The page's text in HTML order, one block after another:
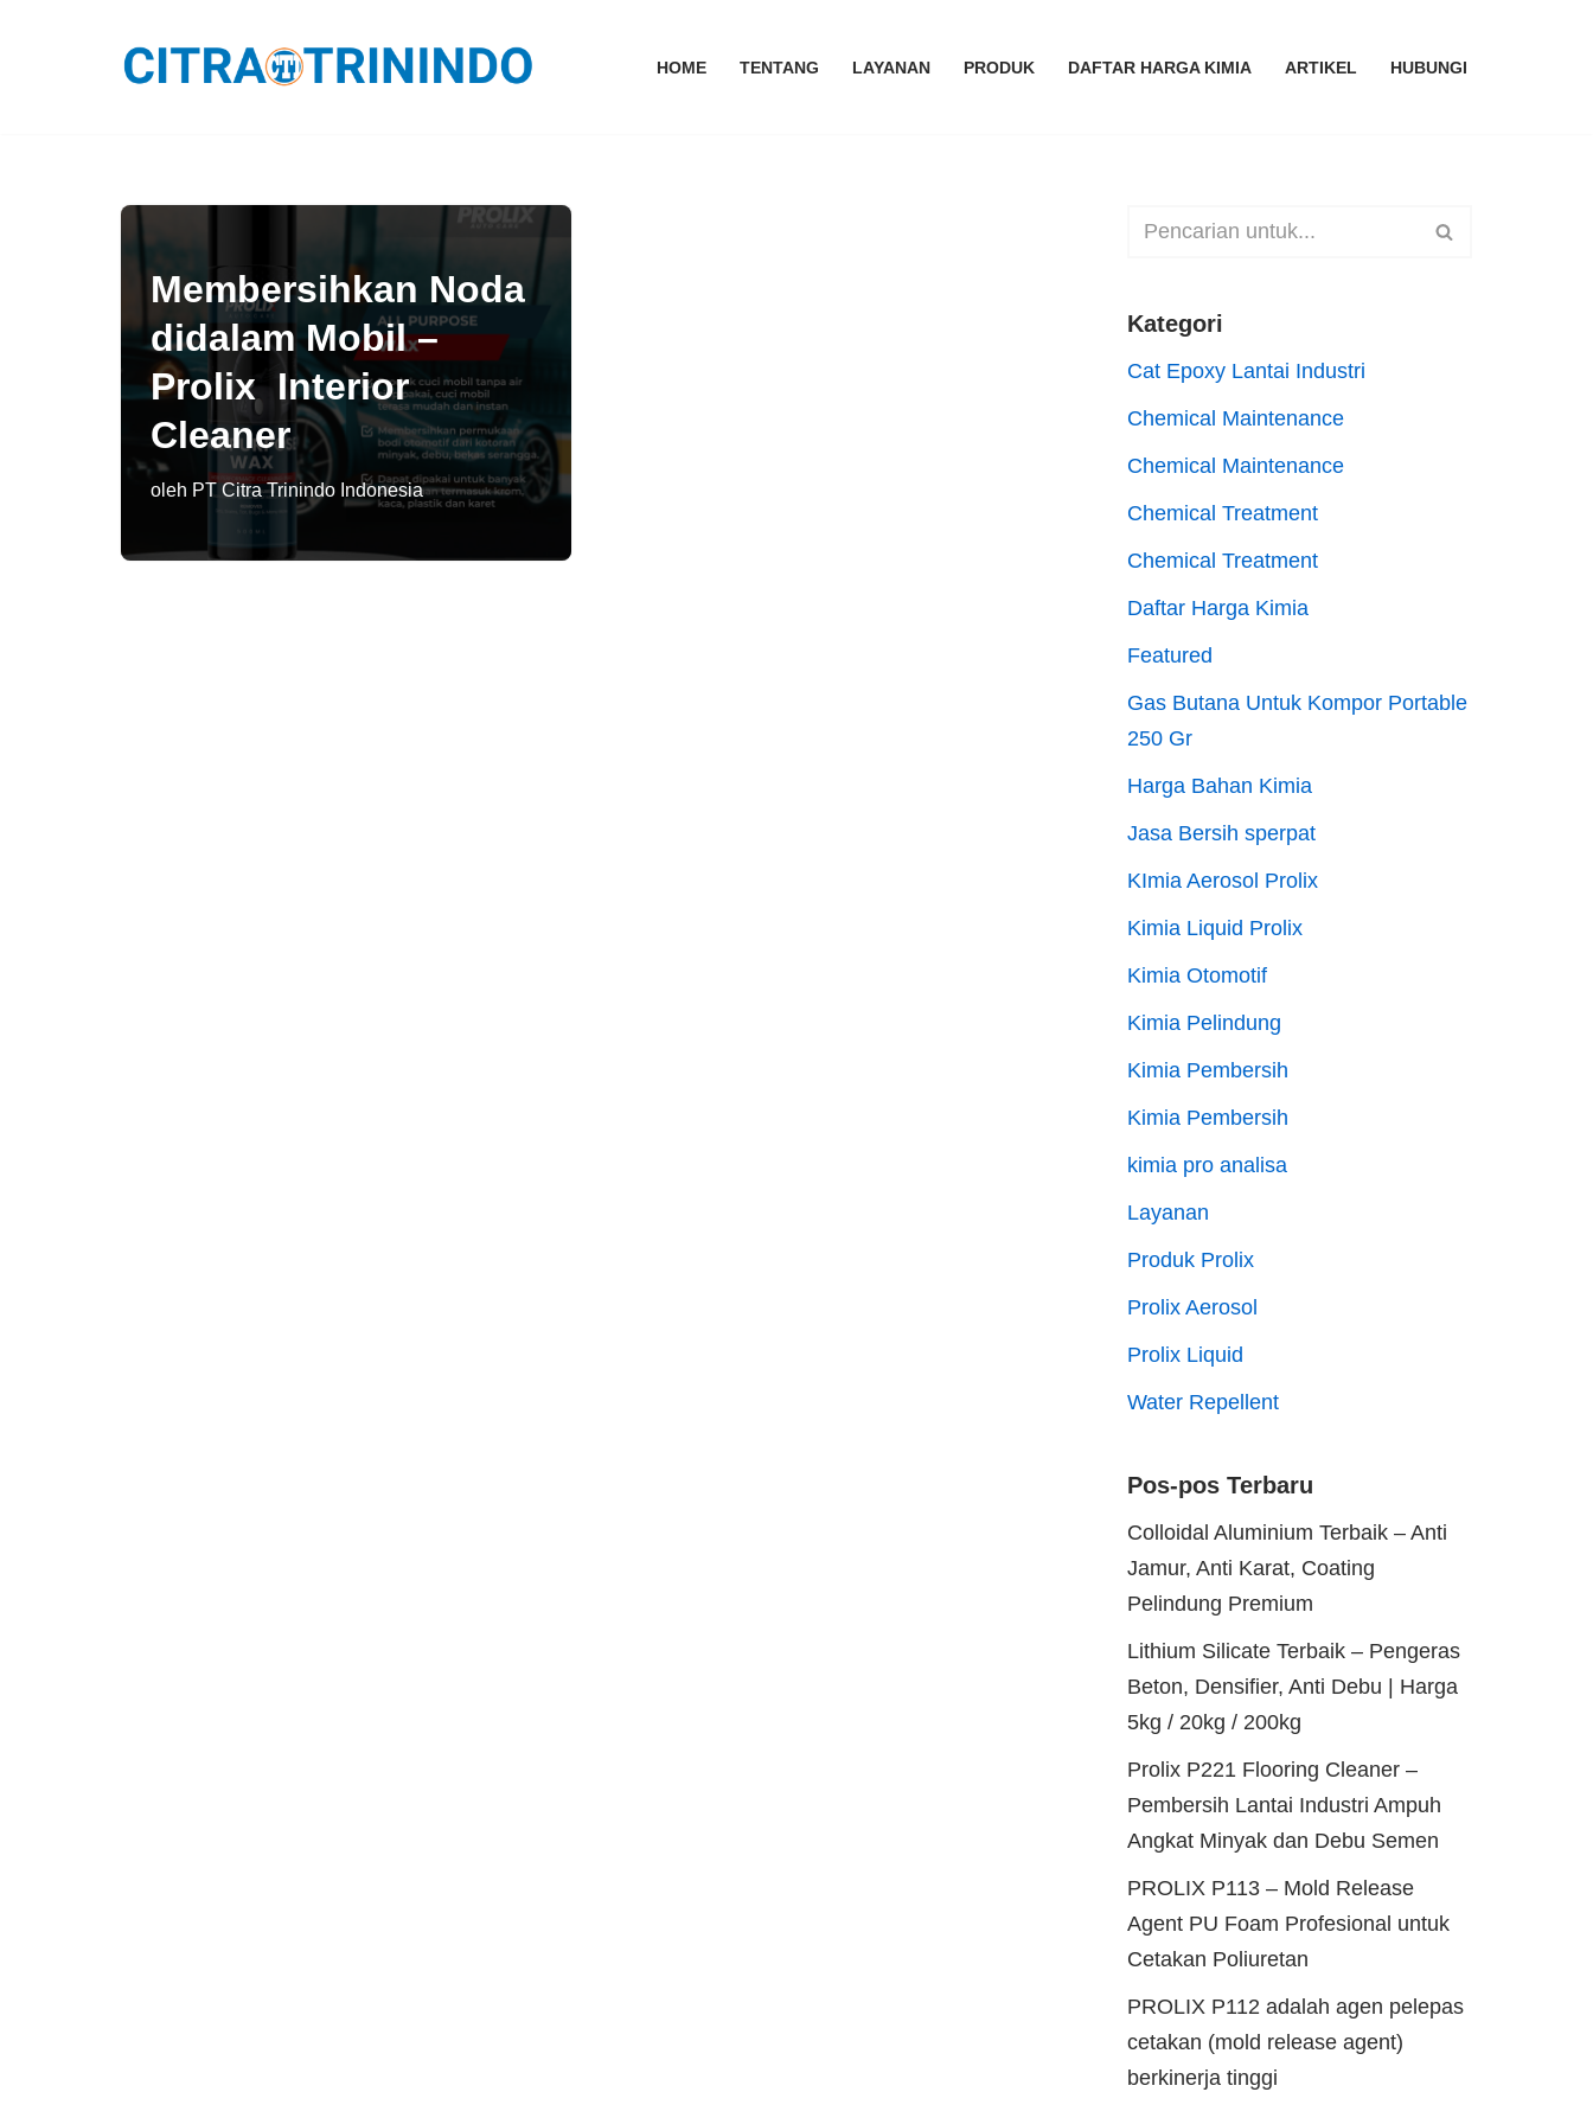
HOME TENTANG LAYANAN PRODUK DAFTAR HARGA KIMIA ARTIKEL HUBUNGI
Membersihkan Noda
didalam Mobil –
Prolix Interior
Cleaner
oleh PT Citra Trinindo Indonesia
Kategori
Cat Epoxy Lantai Industri
Chemical Maintenance
Chemical Maintenance
Chemical Treatment
Chemical Treatment
Daftar Harga Kimia
Featured
Gas Butana Untuk Kompor Portable
250 Gr
Harga Bahan Kimia
Jasa Bersih sperpat
KImia Aerosol Prolix
Kimia Liquid Prolix
Kimia Otomotif
Kimia Pelindung
Kimia Pembersih
Kimia Pembersih
kimia pro analisa
Layanan
Produk Prolix
Prolix Aerosol
Prolix Liquid
Water Repellent
Pos-pos Terbaru
Colloidal Aluminium Terbaik – Anti
Jamur, Anti Karat, Coating
Pelindung Premium
Lithium Silicate Terbaik – Pengeras
Beton, Densifier, Anti Debu | Harga
5kg / 20kg / 200kg
Prolix P221 Flooring Cleaner –
Pembersih Lantai Industri Ampuh
Angkat Minyak dan Debu Semen
PROLIX P113 – Mold Release
Agent PU Foam Profesional untuk
Cetakan Poliuretan
PROLIX P112 adalah agen pelepas
cetakan (mold release agent)
berkinerja tinggi